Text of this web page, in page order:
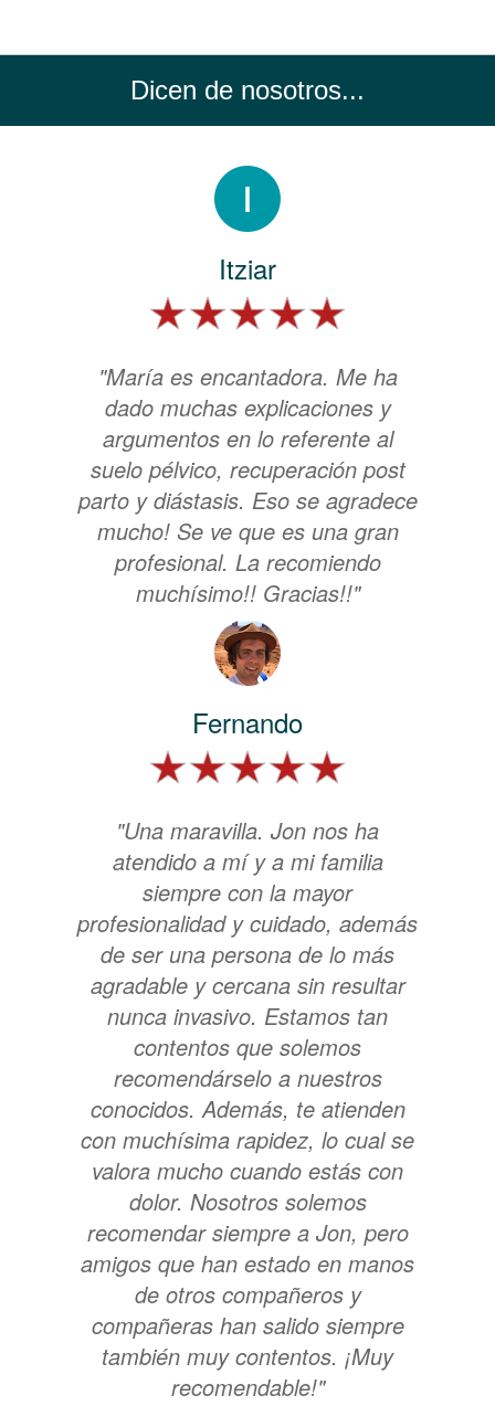
Dicen de nosotros...
Itziar
"María es encantadora. Me ha
dado muchas explicaciones y
argumentos en lo referente al
suelo pélvico, recuperación post
parto y diástasis. Eso se agradece
mucho! Se ve que es una gran
profesional. La recomiendo
muchísimo!! Gracias!!"
Fernando
"Una maravilla. Jon nos ha
atendido a mí y a mi familia
siempre con la mayor
profesionalidad y cuidado, además
de ser una persona de lo más
agradable y cercana sin resultar
nunca invasivo. Estamos tan
contentos que solemos
recomendárselo a nuestros
conocidos. Además, te atienden
con muchísima rapidez, lo cual se
valora mucho cuando estás con
dolor. Nosotros solemos
recomendar siempre a Jon, pero
amigos que han estado en manos
de otros compañeros y
compañeras han salido siempre
también muy contentos. ¡Muy
recomendable!"